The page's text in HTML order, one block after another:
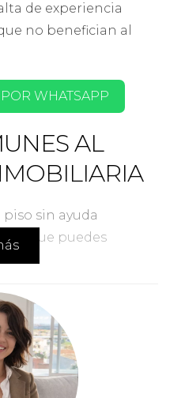
de experiencia
no benefician al
WHATSAPP
AL
sin ayuda
que puedes
el inmueble
claro.
Rápida